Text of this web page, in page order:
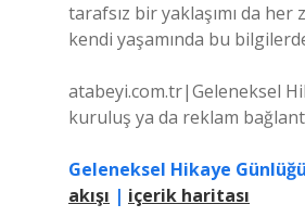
tarafsız bir yaklaşımı da
kendi yaşamında bu
atabeyi.com.tr|Geleneksel
kuruluş ya da reklam
Geleneksel Hikaye
akışı | içerik haritası